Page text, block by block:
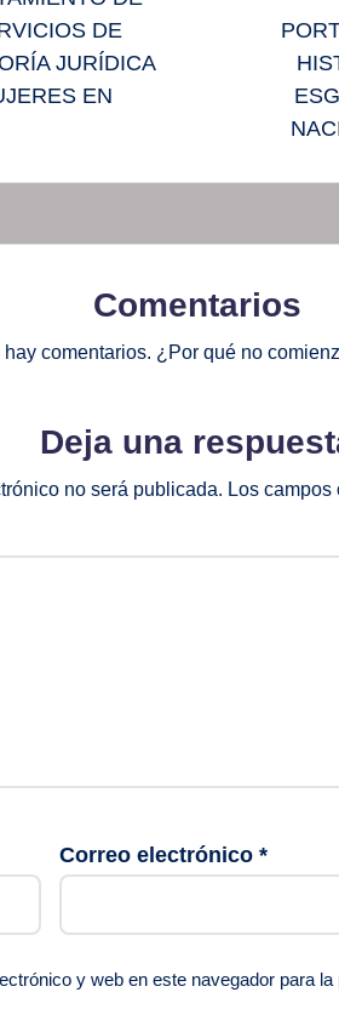
DE
JURÍDICA
EN
Comentarios
hay comentarios. ¿Por qué no
Deja una
no será publicada. Los
Correo electrónico *
y web en este navegador para